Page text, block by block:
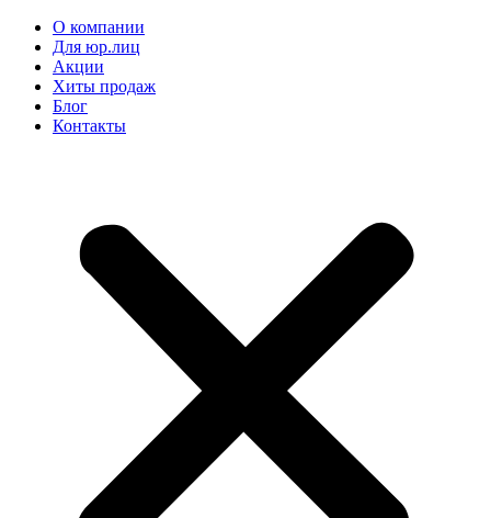
О компании
Для юр.лиц
Акции
Хиты продаж
Блог
Контакты